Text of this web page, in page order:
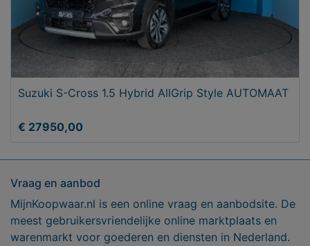
Suzuki S-Cross 1.5 Hybrid AllGrip Style AUTOMAAT
€ 27950,00
Vraag en aanbod
MijnKoopwaar.nl is een online vraag en aanbodsite. De
meest gebruikersvriendelijke online marktplaats en
warenmarkt voor goederen en diensten in Nederland.